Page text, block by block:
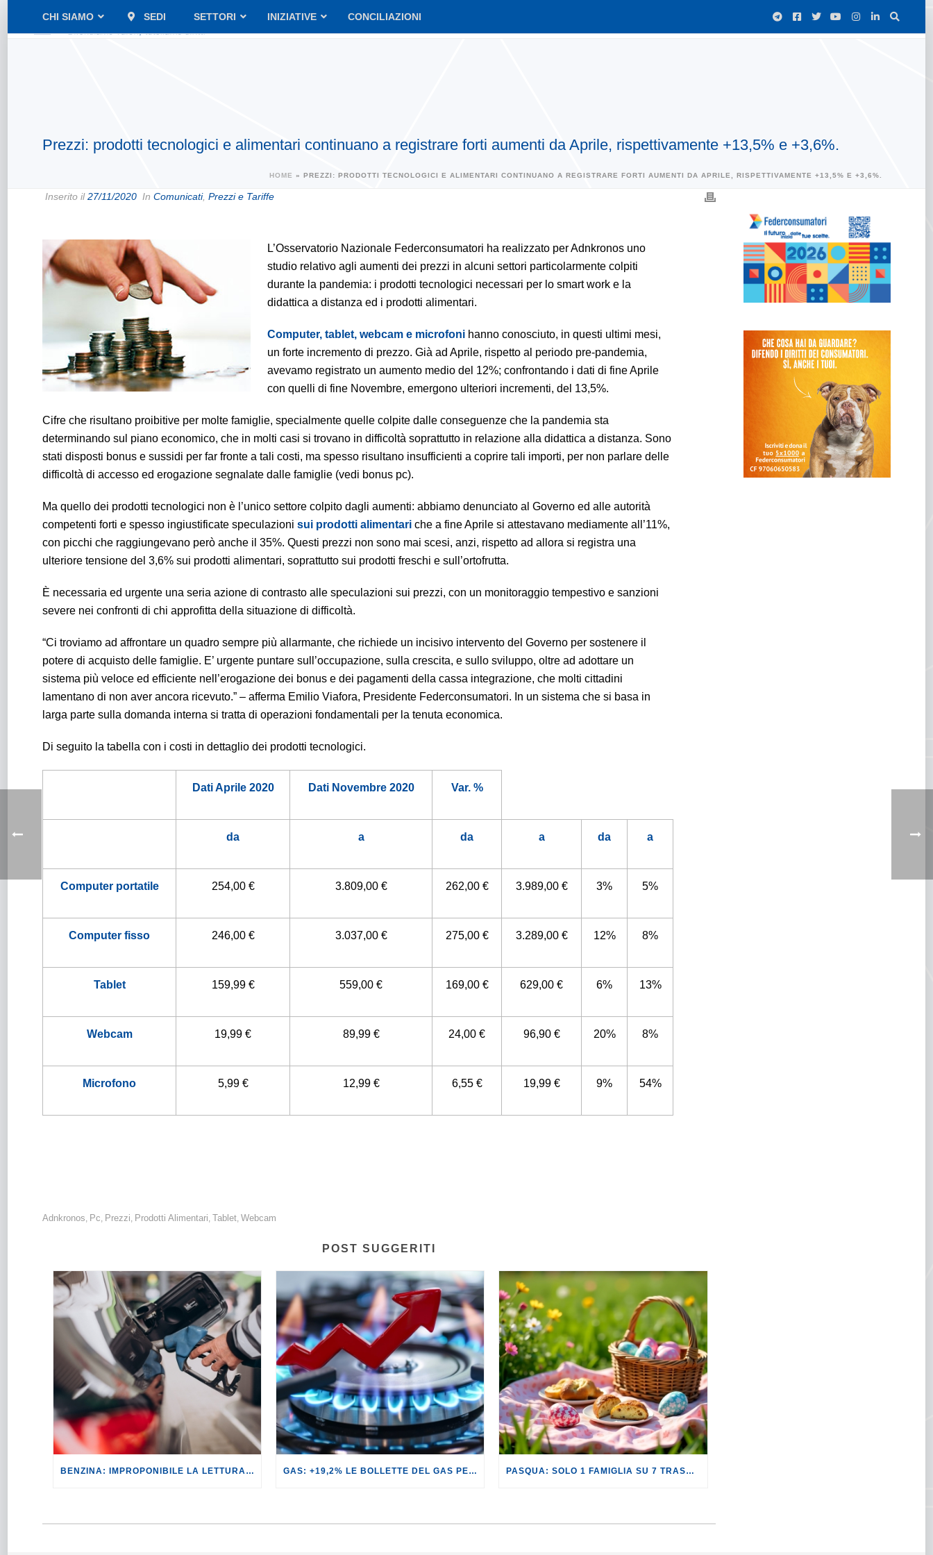
CHI SIAMO SEDI SETTORI INIZIATIVE CONCILIAZIONI
Prezzi: prodotti tecnologici e alimentari continuano a registrare forti aumenti da Aprile, rispettivamente +13,5% e +3,6%.
HOME » PREZZI: PRODOTTI TECNOLOGICI E ALIMENTARI CONTINUANO A REGISTRARE FORTI AUMENTI DA APRILE, RISPETTIVAMENTE +13,5% E +3,6%.
Inserito il27/11/2020 In Comunicati, Prezzi e Tariffe
L’Osservatorio Nazionale Federconsumatori ha realizzato per Adnkronos uno
studio relativo agli aumenti dei prezzi in alcuni settori particolarmente colpiti
durante la pandemia: i prodotti tecnologici necessari per lo smart work e la
didattica a distanza ed i prodotti alimentari.
Computer, tablet, webcam e microfoni hanno conosciuto, in questi ultimi mesi,
un forte incremento di prezzo. Già ad Aprile, rispetto al periodo pre-pandemia,
avevamo registrato un aumento medio del 12%; confrontando i dati di fine Aprile
con quelli di fine Novembre, emergono ulteriori incrementi, del 13,5%.
Cifre che risultano proibitive per molte famiglie, specialmente quelle colpite dalle conseguenze che la pandemia sta
determinando sul piano economico, che in molti casi si trovano in difficoltà soprattutto in relazione alla didattica a distanza. Sono
stati disposti bonus e sussidi per far fronte a tali costi, ma spesso risultano insufficienti a coprire tali importi, per non parlare delle
difficoltà di accesso ed erogazione segnalate dalle famiglie (vedi bonus pc).
Ma quello dei prodotti tecnologici non è l’unico settore colpito dagli aumenti: abbiamo denunciato al Governo ed alle autorità
competenti forti e spesso ingiustificate speculazioni sui prodotti alimentari che a fine Aprile si attestavano mediamente all’11%,
con picchi che raggiungevano però anche il 35%. Questi prezzi non sono mai scesi, anzi, rispetto ad allora si registra una
ulteriore tensione del 3,6% sui prodotti alimentari, soprattutto sui prodotti freschi e sull’ortofrutta.
È necessaria ed urgente una seria azione di contrasto alle speculazioni sui prezzi, con un monitoraggio tempestivo e sanzioni
severe nei confronti di chi approfitta della situazione di difficoltà.
“Ci troviamo ad affrontare un quadro sempre più allarmante, che richiede un incisivo intervento del Governo per sostenere il
potere di acquisto delle famiglie. E’ urgente puntare sull’occupazione, sulla crescita, e sullo sviluppo, oltre ad adottare un
sistema più veloce ed efficiente nell’erogazione dei bonus e dei pagamenti della cassa integrazione, che molti cittadini
lamentano di non aver ancora ricevuto.” – afferma Emilio Viafora, Presidente Federconsumatori. In un sistema che si basa in
larga parte sulla domanda interna si tratta di operazioni fondamentali per la tenuta economica.
Di seguito la tabella con i costi in dettaglio dei prodotti tecnologici.
Dati Aprile 2020 Dati Novembre 2020 Var. %
da a da a da a
Computer portatile 254,00 € 3.809,00 € 262,00 € 3.989,00 € 3% 5%
Computer fisso 246,00 € 3.037,00 € 275,00 € 3.289,00 € 12% 8%
Tablet 159,99 € 559,00 € 169,00 € 629,00 € 6% 13%
Webcam 19,99 € 89,99 € 24,00 € 96,90 € 20% 8%
Microfono 5,99 € 12,99 € 6,55 € 19,99 € 9% 54%
Adnkronos, Pc, Prezzi, Prodotti Alimentari, Tablet, Webcam
POST SUGGERITI
BENZINA: IMPROPONIBILE LA LETTURA SECONDO CUI PROROGARE IL TAGLIO DELLE ACCISE SIGNIFICA TASSARE TUTTI I CITTADINI. GAS: +19,2% LE BOLLETTE DEL GAS PER I CLIENTI IN SERVIZIO DI VULNERABILITÀ. PASQUA: SOLO 1 FAMIGLIA SU 7 TRASCORRERÀ QUESTA FESTIVITÀ LONTANO DA CASA.